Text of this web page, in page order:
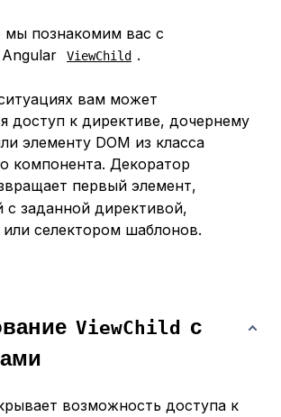
мы познакомим вас с
ViewChild .
вам может
доступ к директиве, дочернему
элементу DOM из класса
компонента. Декоратор
первый элемент,
заданной директивой,
селектором шаблонов.
ViewChild
с
возможность доступа к